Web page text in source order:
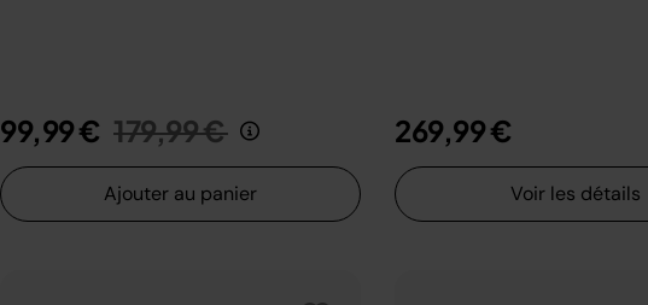
99,99 € Prix réduit de
179,99 €au
Ajouter au panier
269,99 €
Voir les détails